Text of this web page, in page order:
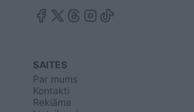
SAITES
Par mums
Kontakti
Reklāma